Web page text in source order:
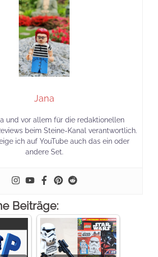
Jana
und vor allem für die redaktionellen
beim Steine-Kanal verantwortlich.
ich auf YouTube auch das ein oder
andere Set.
Beiträge: